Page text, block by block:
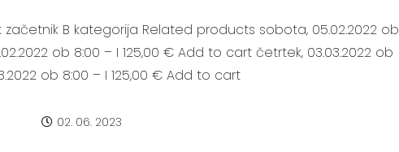
B kategorija Related products sobota, 05.02.2022 ob
ob 8:00 – I 125,00 € Add to cart četrtek, 03.03.2022 ob
ob 8:00 – I 125,00 € Add to cart
02. 06. 2023